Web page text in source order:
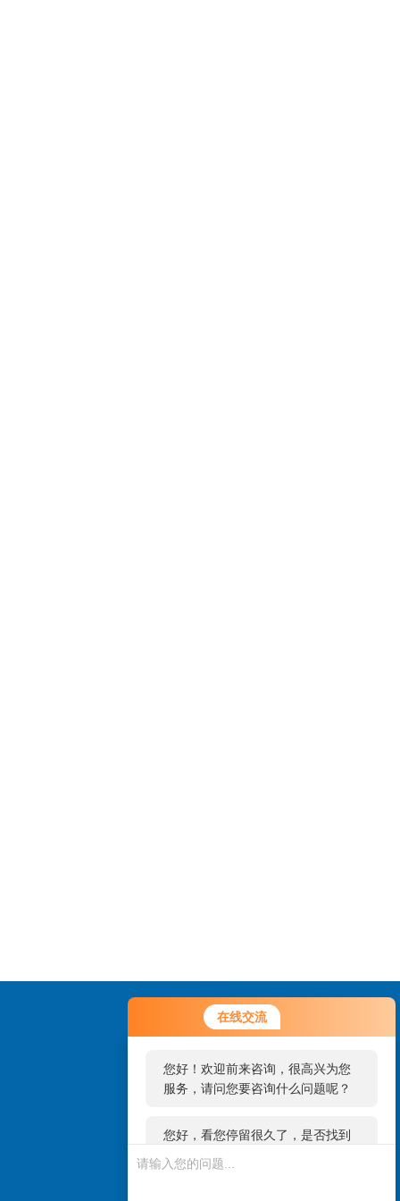
在线交流
您好！欢迎前来咨询，很高兴为您
服务，请问您要咨询什么问题呢？
您好，看您停留很久了，是否找到
了需求产品，您可以直接在线与我
扫一扫，关注微信